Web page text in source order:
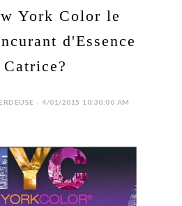
York Color le
d'Essence
- 4/01/2015 10:30:00 AM